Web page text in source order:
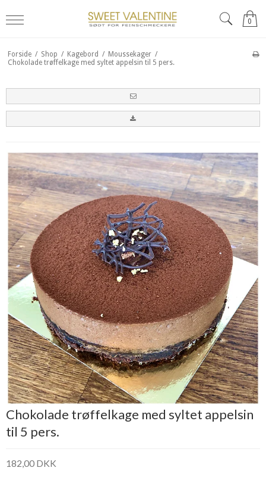
0
Forside / Shop / Kagebord / Moussekager /
Chokolade trøffelkage med syltet appelsin til 5 pers.
Chokolade trøffelkage med syltet appelsin
til 5 pers.
182,00 DKK